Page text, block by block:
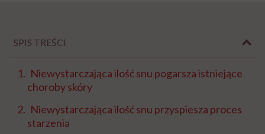
SPIS TREŚCI
Niewystarczająca ilość snu pogarsza istniejące
choroby skóry
Niewystarczająca ilość snu przyspiesza proces
starzenia